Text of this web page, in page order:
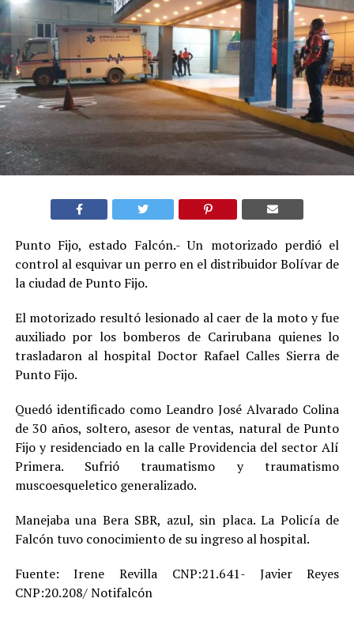
Punto Fijo, estado Falcón.- Un motorizado perdió el
control al esquivar un perro en el distribuidor Bolívar de
la ciudad de Punto Fijo.
El motorizado resultó lesionado al caer de la moto y fue
auxiliado por los bomberos de Carirubana quienes lo
trasladaron al hospital Doctor Rafael Calles Sierra de
Punto Fijo.
Quedó identificado como Leandro José Alvarado Colina
de 30 años, soltero, asesor de ventas, natural de Punto
Fijo y residenciado en la calle Providencia del sector Alí
Primera. Sufrió traumatismo y traumatismo
muscoesqueletico generalizado.
Manejaba una Bera SBR, azul, sin placa. La Policía de
Falcón tuvo conocimiento de su ingreso al hospital.
Fuente: Irene Revilla CNP:21.641- Javier Reyes
CNP:20.208/ Notifalcón